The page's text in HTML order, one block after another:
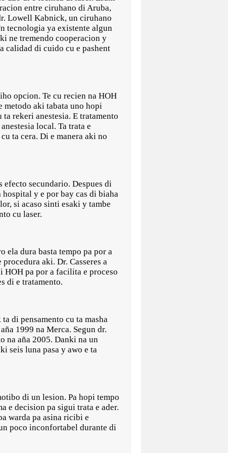
entre ciruhano di Aruba,
Lowell Kabnick, un ciruhano
tecnologia ya existente algun
ne tremendo cooperacion y
calidad di cuido cu e pashent
opcion. Te cu recien na HOH
metodo aki tabata uno hopi
rekeri anestesia. E tratamento
local. Ta trata e
ta cera. Di e manera aki no
secundario. Despues di
hospital y e por bay cas di biaha
si acaso sinti esaki y tambe
cu laser.
ela dura basta tempo pa por a
aki. Dr. Casseres a
HOH pa por a facilita e proceso
di e tratamento.
di pensamento cu ta masha
1999 na Merca. Segun dr.
na aña 2005. Danki na un
seis luna pasa y awo e ta
di un lesion. Pa hopi tempo
e decision pa sigui trata e ader.
warda pa asina ricibi e
poco inconfortabel durante di